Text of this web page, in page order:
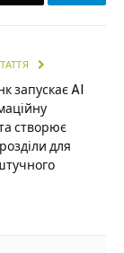
запускає AI
створює
для